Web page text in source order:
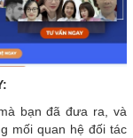
bạn đã đưa ra, và
mối quan hệ đối tác